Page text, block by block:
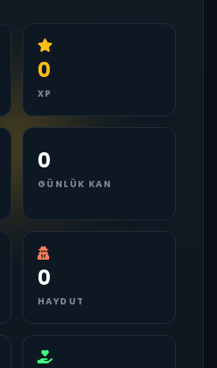
0
XP
0
GÜNLÜK KAN
0
HAYDUT